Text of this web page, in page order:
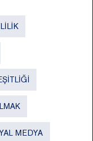
MEDYA